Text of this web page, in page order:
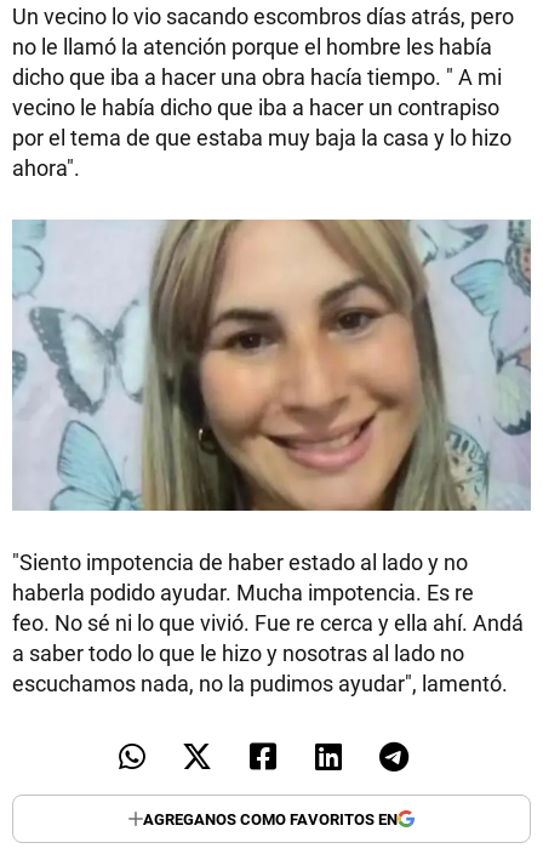
Un vecino lo vio sacando escombros días atrás, pero
no le llamó la atención porque el hombre les había
dicho que iba a hacer una obra hacía tiempo. " A mi
vecino le había dicho que iba a hacer un contrapiso
por el tema de que estaba muy baja la casa y lo hizo
ahora".
"Siento impotencia de haber estado al lado y no
haberla podido ayudar. Mucha impotencia. Es re
feo. No sé ni lo que vivió. Fue re cerca y ella ahí. Andá
a saber todo lo que le hizo y nosotras al lado no
escuchamos nada, no la pudimos ayudar", lamentó.
AGREGANOS COMO FAVORITOS EN